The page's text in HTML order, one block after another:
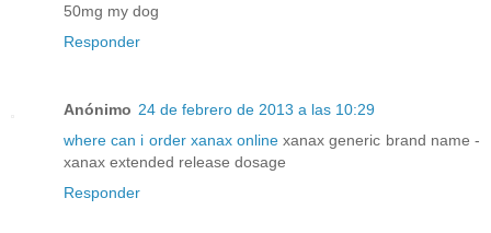
50mg my dog
Responder
Anónimo 24 de febrero de 2013 a las 10:29
where can i order xanax online xanax generic brand name -
xanax extended release dosage
Responder